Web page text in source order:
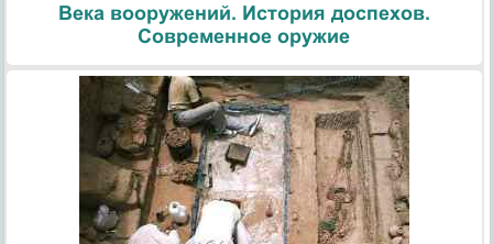
Века вооружений. История доспехов.
Современное оружие